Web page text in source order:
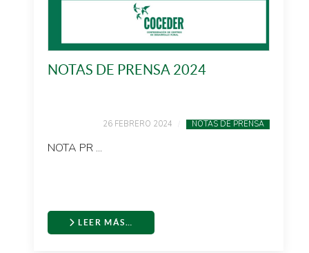
NOTAS DE PRENSA 2024
26 FEBRERO 2024 NOTAS DE PRENSA
NOTA PR ...
LEER MÁS…